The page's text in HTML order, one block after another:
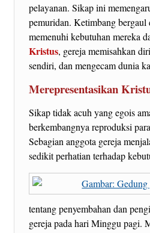
pelayanan. Sikap ini
pemuridan. Ketimbang
memenuhi kebutuhan mereka
Kristus, gereja memisahkan
sendiri, dan mengecam dunia
Merepresentasikan
Sikap tidak acuh yang egois
berkembangnya reproduksi
Sebagian anggota gereja
sedikit perhatian terhadap
tentang penyembahan dan
gereja pada hari Minggu pagi.